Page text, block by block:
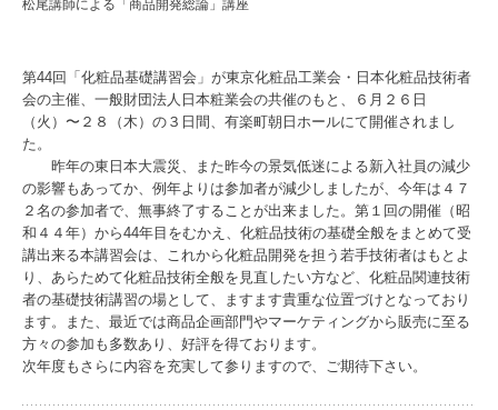
松尾講師による「商品開発総論」講座
第44回「化粧品基礎講習会」が東京化粧品工業会・日本化粧品技術者
会の主催、一般財団法人日本粧業会の共催のもと、６月２６日
（火）〜２８（木）の３日間、有楽町朝日ホールにて開催されまし
た。
昨年の東日本大震災、また昨今の景気低迷による新入社員の減少
の影響もあってか、例年よりは参加者が減少しましたが、今年は４７
２名の参加者で、無事終了することが出来ました。第１回の開催（昭
和４４年）から44年目をむかえ、化粧品技術の基礎全般をまとめて受
講出来る本講習会は、これから化粧品開発を担う若手技術者はもとよ
り、あらためて化粧品技術全般を見直したい方など、化粧品関連技術
者の基礎技術講習の場として、ますます貴重な位置づけとなっており
ます。また、最近では商品企画部門やマーケティングから販売に至る
方々の参加も多数あり、好評を得ております。
次年度もさらに内容を充実して参りますので、ご期待下さい。